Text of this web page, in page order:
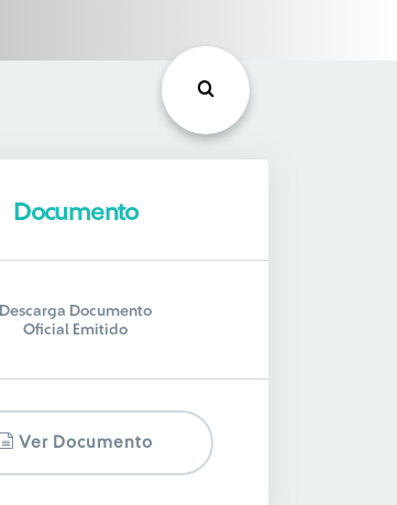
Documento
Descarga Documento
Oficial Emitido
Ver Documento